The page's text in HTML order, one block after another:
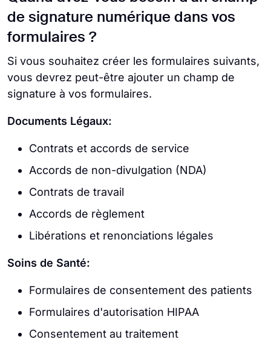
de signature numérique dans vos
formulaires ?
Si vous souhaitez créer les formulaires suivants,
vous devrez peut-être ajouter un champ de
signature à vos formulaires.
Documents Légaux:
Contrats et accords de service
Accords de non-divulgation (NDA)
Contrats de travail
Accords de règlement
Libérations et renonciations légales
Soins de Santé:
Formulaires de consentement des patients
Formulaires d'autorisation HIPAA
Consentement au traitement